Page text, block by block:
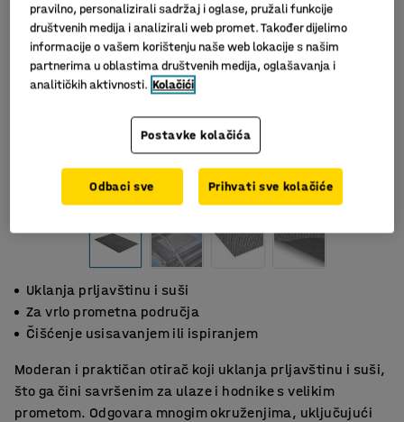
Uklanja prljavštinu i suši
Za vrlo prometna područja
Čišćenje usisavanjem ili ispiranjem
Moderan i praktičan otirač koji uklanja prljavštinu i suši,
što ga čini savršenim za ulaze i hodnike s velikim
prometom. Odgovara mnogim okruženjima, uključujući
pravilno, personalizirali sadržaj i oglase, pružali funkcije
društvenih medija i analizirali web promet. Također dijelimo
informacije o vašem korištenju naše web lokacije s našim
partnerima u oblastima društvenih medija, oglašavanja i
analitičkih aktivnosti. Kolačići
Postavke kolačića
Odbaci sve Prihvati sve kolačiće